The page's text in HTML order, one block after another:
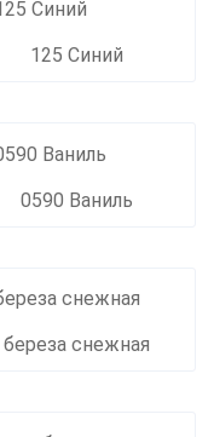
125 Синий
0590 Ваниль
береза снежная